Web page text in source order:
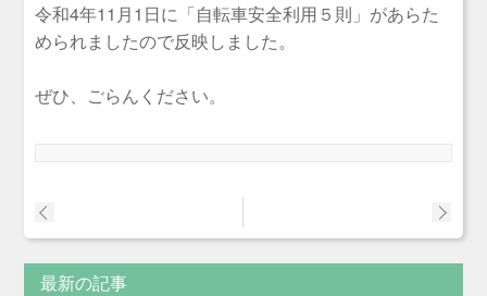
令和4年11月1日に「自転車安全利用５則」があらた
められましたので反映しました。
ぜひ、ごらんください。
最新の記事